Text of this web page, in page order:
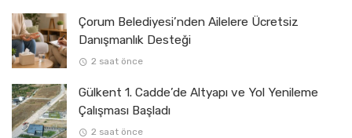
Çorum Belediyesi’nden Ailelere Ücretsiz
Danışmanlık Desteği
2 saat önce
Gülkent 1. Cadde’de Altyapı ve Yol Yenileme
Çalışması Başladı
2 saat önce